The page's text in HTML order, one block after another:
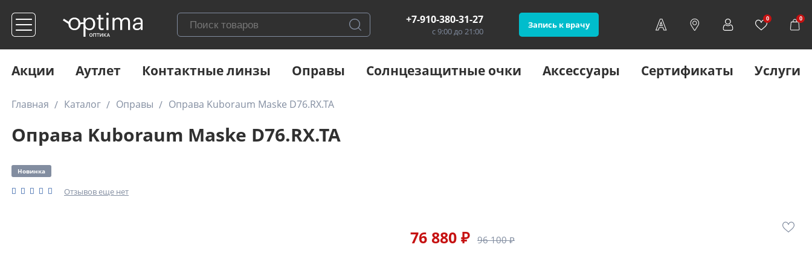
+7-910-380-31-27
с 9:00 до 21:00
Запись к врачу
0 0
Акции Аутлет Контактные линзы Оправы Солнцезащитные очки Аксессуары Сертификаты Услуги
Главная Каталог Оправы Оправа Kuboraum Maske D76.RX.TA
Оправа Kuboraum Maske D76.RX.TA
Новинка
Отзывов еще нет
76 880 ₽ 96 100 ₽